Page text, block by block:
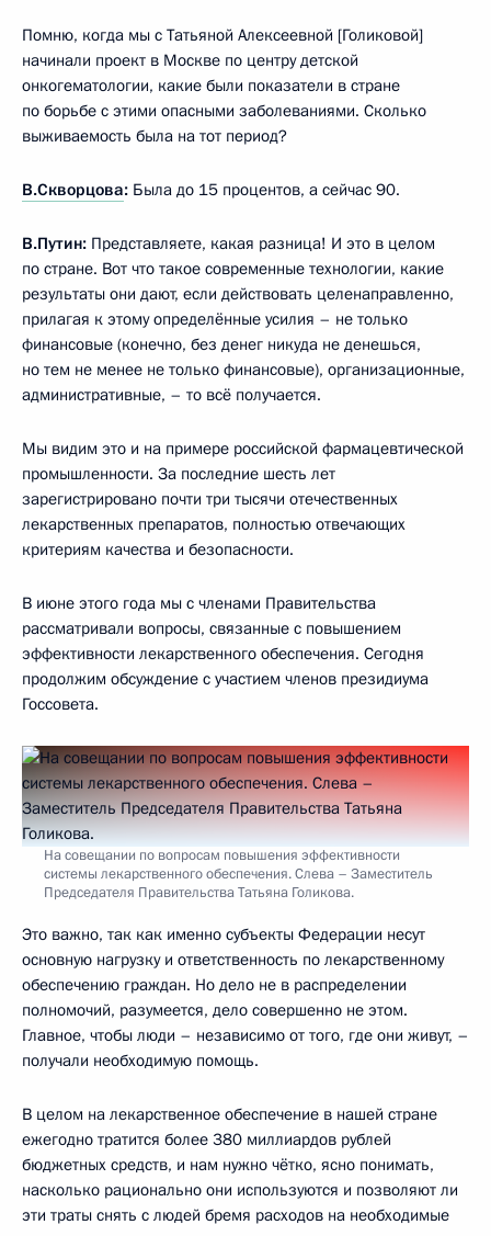
Помню, когда мы с Татьяной Алексеевной [Голиковой]
начинали проект в Москве по центру детской
онкогематологии, какие были показатели в стране
по борьбе с этими опасными заболеваниями. Сколько
выживаемость была на тот период?
В.Скворцова: Была до 15 процентов, а сейчас 90.
В.Путин: Представляете, какая разница! И это в целом
по стране. Вот что такое современные технологии, какие
результаты они дают, если действовать целенаправленно,
прилагая к этому определённые усилия – не только
финансовые (конечно, без денег никуда не денешься,
но тем не менее не только финансовые), организационные,
административные, – то всё получается.
Мы видим это и на примере российской фармацевтической
промышленности. За последние шесть лет
зарегистрировано почти три тысячи отечественных
лекарственных препаратов, полностью отвечающих
критериям качества и безопасности.
В июне этого года мы с членами Правительства
рассматривали вопросы, связанные с повышением
эффективности лекарственного обеспечения. Сегодня
продолжим обсуждение с участием членов президиума
Госсовета.
На совещании по вопросам повышения эффективности
системы лекарственного обеспечения. Слева – Заместитель
Председателя Правительства Татьяна Голикова.
Это важно, так как именно субъекты Федерации несут
основную нагрузку и ответственность по лекарственному
обеспечению граждан. Но дело не в распределении
полномочий, разумеется, дело совершенно не этом.
Главное, чтобы люди – независимо от того, где они живут, –
получали необходимую помощь.
В целом на лекарственное обеспечение в нашей стране
ежегодно тратится более 380 миллиардов рублей
бюджетных средств, и нам нужно чётко, ясно понимать,
насколько рационально они используются и позволяют ли
эти траты снять с людей бремя расходов на необходимые